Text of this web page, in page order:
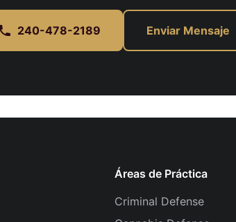
240-478-2189 Enviar Mensaje
Áreas de Práctica
Criminal Defense